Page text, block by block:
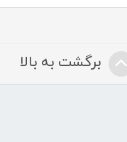
برگشت به بالا